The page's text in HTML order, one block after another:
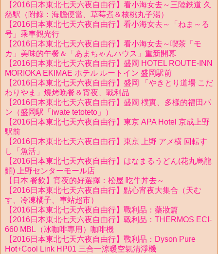
【2016日本東北七天六夜自由行】看小海女去～三陸鉄道 久
慈駅（附錄：海膽便當、草莓煮＆核桃丸子湯）
【2016日本東北七天六夜自由行】看小海女去～「ねま～る
号」乘車觀光行
【2016日本東北七天六夜自由行】看小海女去～喫茶「モ
カ」美味的午餐＆「あまちゃんハウス」重新開幕
【2016日本東北七天六夜自由行】盛岡 HOTEL ROUTE-INN
MORIOKA EKIMAE ホテル ルートイン 盛岡駅前
【2016日本東北七天六夜自由行】盛岡 「やきとり道場 こだ
わりやま」燒烤晚餐＆宵夜、戰利品
【2016日本東北七天六夜自由行】盛岡 樸實、多樣的福田パ
ン（盛岡駅「iwate tetoteto」）
【2016日本東北七天六夜自由行】東京 APA Hotel 京成上野
駅前
【2016日本東北七天六夜自由行】東京 上野 アメ横 回転す
し「魚活」
【2016日本東北七天六夜自由行】はなまるうどん(花丸烏龍
麵) 上野センターモール店
【日本 餐飲】宵夜的好選擇：松屋 吃牛丼去～
【2016日本東北七天六夜自由行】點心宵夜大集合（天む
す、冷凍橘子、車站超市）
【2016日本東北七天六夜自由行】戰利品：藥妝篇
【2016日本東北七天六夜自由行】戰利品：THERMOS ECI-
660 MBL（冰咖啡專用）咖啡機
【2016日本東北七天六夜自由行】戰利品：Dyson Pure
Hot+Cool Link HP01 三合一涼暖空氣清淨機